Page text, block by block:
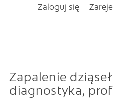
Zaloguj się
Zapalenie
diagnostyka,